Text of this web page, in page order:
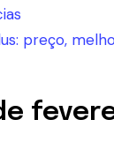
preço,